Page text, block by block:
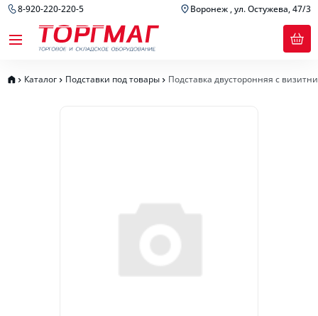
8-920-220-220-5 Воронеж , ул. Остужева, 47/3
Каталог Подставки под товары Подставка двусторонняя с